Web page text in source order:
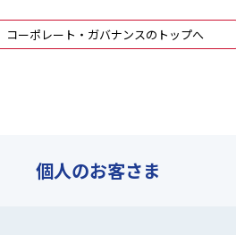
コーポレート・ガバナンスのトップへ
個人のお客さま